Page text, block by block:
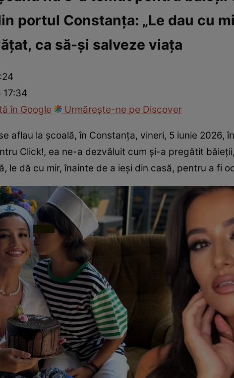
Paparazzii Click!
portul Constanța: „Le dau cu
ca să-și salveze viața
17:34
în Google
Urmărește-ne pe Discover
aflau la școală, în Constanța, vineri, 5 iunie 2026,
Click!, ea ne-a dezvăluit cum și-a pregătit
le dă cu mir, înainte de a ieși din casă, pentru a fi